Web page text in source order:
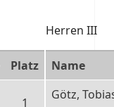
Platz
1
Herren III
Name
Götz,